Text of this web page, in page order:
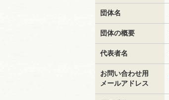
団体名
団体の概要
代表者名
お問い合わせ用
メールアドレス